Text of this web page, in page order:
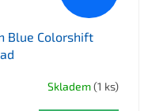
Blue Colorshift
Skladem(1 ks)